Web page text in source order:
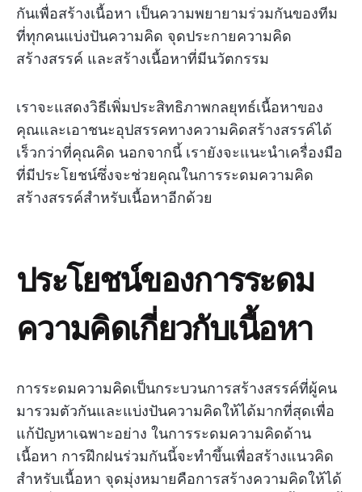
กันเพื่อสร้างเนื้อหา เป็นความพยายามร่วมกันของทีม
ที่ทุกคนแบ่งปันความคิด จุดประกายความคิด
สร้างสรรค์ และสร้างเนื้อหาที่มีนวัตกรรม
เราจะแสดงวิธีเพิ่มประสิทธิภาพกลยุทธ์เนื้อหาของ
คุณและเอาชนะอุปสรรคทางความคิดสร้างสรรค์ได้
เร็วกว่าที่คุณคิด นอกจากนี้ เรายังจะแนะนำเครื่องมือ
ที่มีประโยชน์ซึ่งจะช่วยคุณในการระดมความคิด
สร้างสรรค์สำหรับเนื้อหาอีกด้วย
ประโยชน์ของการระดม
ความคิดเกี่ยวกับเนื้อหา
การระดมความคิดเป็นกระบวนการสร้างสรรค์ที่ผู้คน
มารวมตัวกันและแบ่งปันความคิดให้ได้มากที่สุดเพื่อ
แก้ปัญหาเฉพาะอย่าง ในการระดมความคิดด้าน
เนื้อหา การฝึกฝนร่วมกันนี้จะทำขึ้นเพื่อสร้างแนวคิด
สำหรับเนื้อหา จุดมุ่งหมายคือการสร้างความคิดให้ได้